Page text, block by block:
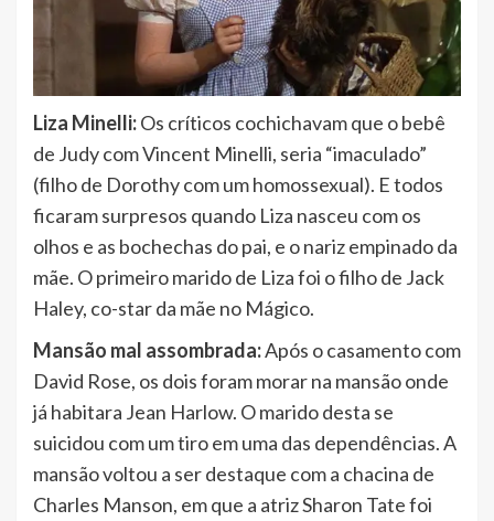
Liza Minelli:Os críticos cochichavam que o bebê
de Judy com Vincent Minelli, seria “imaculado”
(filho de Dorothy com um homossexual). E todos
ficaram surpresos quando Liza nasceu com os
olhos e as bochechas do pai, e o nariz empinado da
mãe. O primeiro marido de Liza foi o filho de Jack
Haley, co-star da mãe no Mágico.
Mansão mal assombrada:Após o casamento com
David Rose, os dois foram morar na mansão onde
já habitara Jean Harlow. O marido desta se
suicidou com um tiro em uma das dependências. A
mansão voltou a ser destaque com a chacina de
Charles Manson, em que a atriz Sharon Tate foi